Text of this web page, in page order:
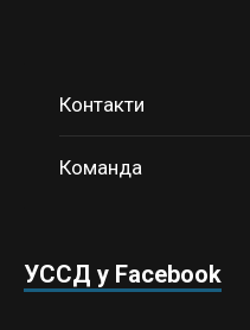
Контакти
Команда
УССД у Facebook